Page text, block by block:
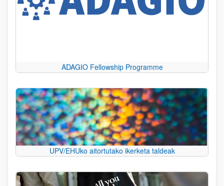
ADAGIO Fellowship Programme
UPV/EHUko aitortutako ikerketa taldeak